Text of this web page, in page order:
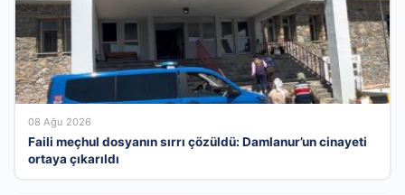
08 Ağu 2026
Faili meçhul dosyanın sırrı çözüldü: Damlanur’un cinayeti
ortaya çıkarıldı